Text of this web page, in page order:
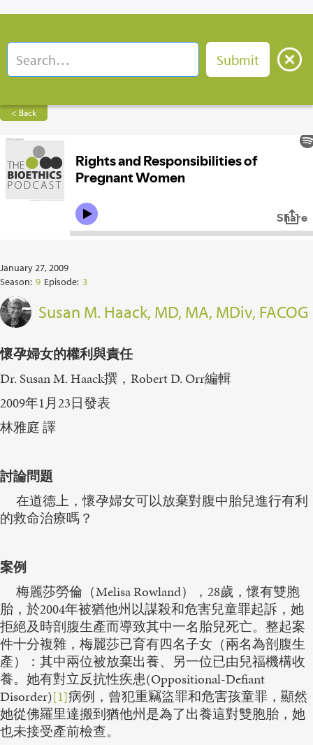
< Back
January 27, 2009
Season: 9 Episode: 3
Susan M. Haack, MD, MA, MDiv, FACOG
懷孕婦女的權利與責任
Dr. Susan M. Haack撰，Robert D. Orr編輯
2009年1月23日發表
林雅庭 譯
討論問題
在道德上，懷孕婦女可以放棄對腹中胎兒進行有利
的救命治療嗎？
案例
梅麗莎勞倫（Melisa Rowland），28歲，懷有雙胞
胎，於2004年被猶他州以謀殺和危害兒童罪起訴，她
拒絕及時剖腹生產而導致其中一名胎兒死亡。整起案
件十分複雜，梅麗莎已育有四名子女（兩名為剖腹生
產）：其中兩位被放棄出養、另一位已由兒福機構收
養。她有對立反抗性疾患(Oppositional-Defiant
Disorder)[1]病例，曾犯重竊盜罪和危害孩童罪，顯然
她從佛羅里達搬到猶他州是為了出養這對雙胞胎，她
也未接受產前檢查。